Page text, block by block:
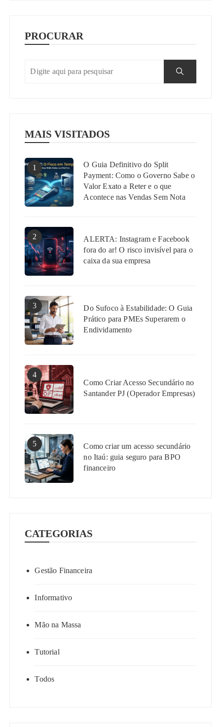
PROCURAR
MAIS VISITADOS
1
O Guia Definitivo do Split
Payment: Como o Governo Sabe o
Valor Exato a Reter e o que
Acontece nas Vendas Sem Nota
2
ALERTA: Instagram e Facebook
fora do ar! O risco invisível para o
caixa da sua empresa
3
Do Sufoco à Estabilidade: O Guia
Prático para PMEs Superarem o
Endividamento
4
Como Criar Acesso Secundário no
Santander PJ (Operador Empresas)
5
Como criar um acesso secundário
no Itaú: guia seguro para BPO
financeiro
CATEGORIAS
Gestão Financeira
Informativo
Mão na Massa
Tutorial
Todos